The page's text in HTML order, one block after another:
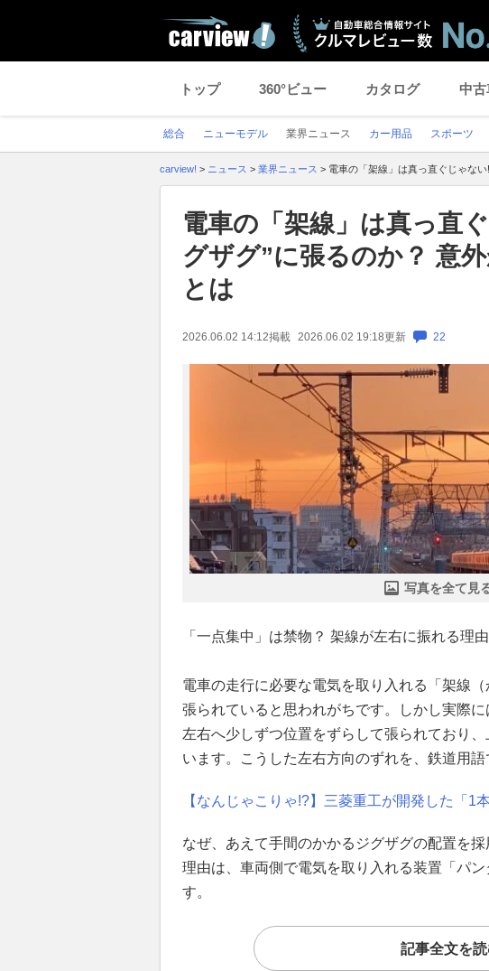
トップ 360°ビュー カタログ 中
総合 ニューモデル 業界ニュース カー用品 スポーツ
carview! > ニュース > 業界ニュース > 電車の「架線」は真っ直ぐじゃな
電車の「架線」は真っ直
グザグ”に張るのか？ 意
とは
2026.06.02 14:12掲載 2026.06.02 19:18更新 22
写真を全て見
「一点集中」は禁物？ 架線が左右に振れる理由
電車の走行に必要な電気を取り入れる「架線
張られていると思われがちです。しかし実際
左右へ少しずつ位置をずらして張られており
います。こうした左右方向のずれを、鉄道用
【なんじゃこりゃ!?】三菱重工が開発した「1
なぜ、あえて手間のかかるジグザグの配置を
理由は、車両側で電気を取り入れる装置「パ
す。
記事全文を